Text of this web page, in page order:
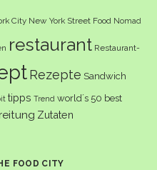
City New York Street Food Nomad
restaurant Restaurant-
Rezepte Sandwich
tipps Trend world´s 50 best
Zutaten
FOOD CITY